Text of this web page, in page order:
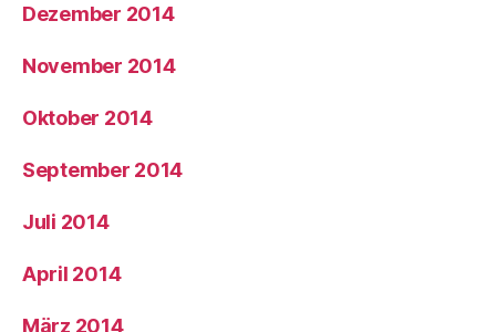
Dezember 2014
November 2014
Oktober 2014
September 2014
Juli 2014
April 2014
März 2014